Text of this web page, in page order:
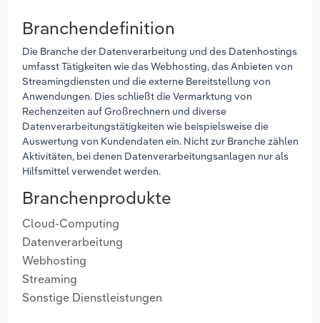
Branchendefinition
Die Branche der Datenverarbeitung und des Datenhostings
umfasst Tätigkeiten wie das Webhosting, das Anbieten von
Streamingdiensten und die externe Bereitstellung von
Anwendungen. Dies schließt die Vermarktung von
Rechenzeiten auf Großrechnern und diverse
Datenverarbeitungstätigkeiten wie beispielsweise die
Auswertung von Kundendaten ein. Nicht zur Branche zählen
Aktivitäten, bei denen Datenverarbeitungsanlagen nur als
Hilfsmittel verwendet werden.
Branchenprodukte
Cloud-Computing
Datenverarbeitung
Webhosting
Streaming
Sonstige Dienstleistungen